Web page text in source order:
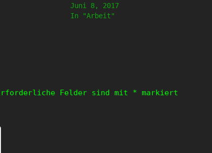
Juni 8, 2017
In "Arbeit"
Felder sind mit * markiert